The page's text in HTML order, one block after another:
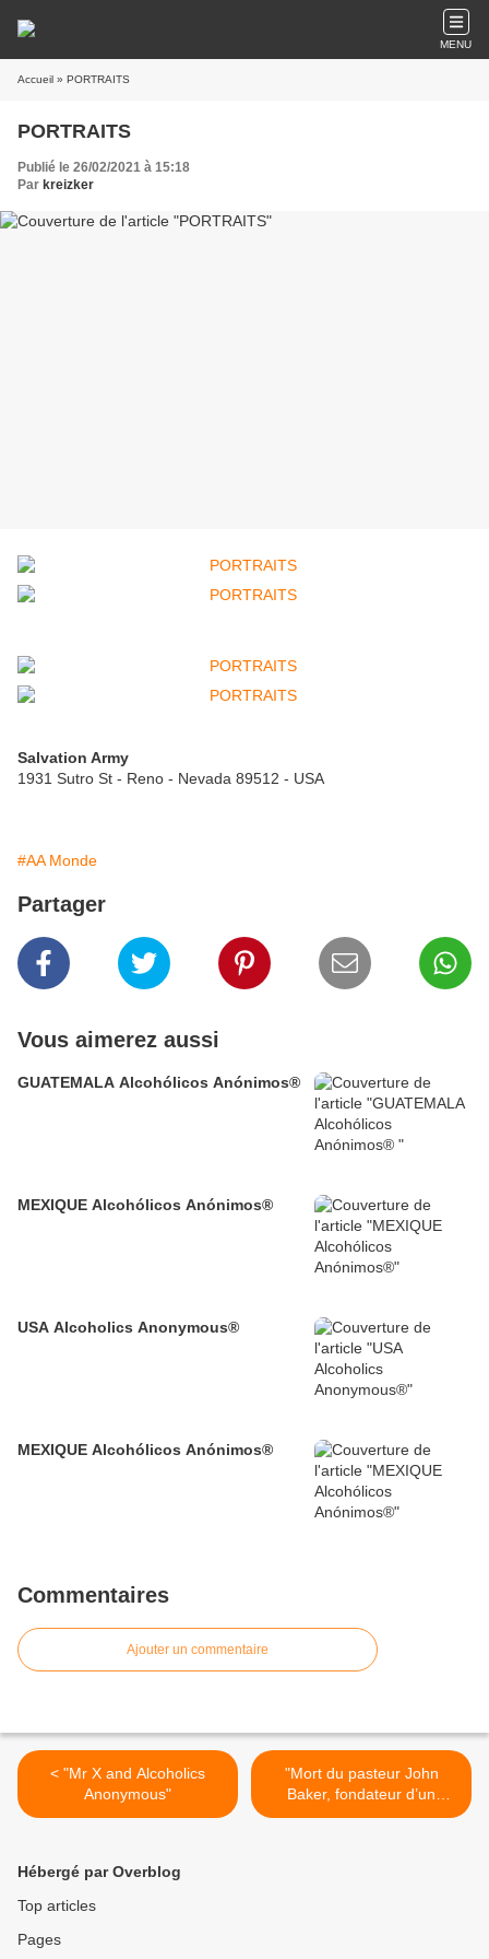
MENU
Accueil » PORTRAITS
PORTRAITS
Publié le 26/02/2021 à 15:18
Par kreizker
Salvation Army
1931 Sutro St - Reno - Nevada 89512 - USA
#AA Monde
Partager
Vous aimerez aussi
GUATEMALA Alcohólicos Anónimos®
MEXIQUE Alcohólicos Anónimos®
USA Alcoholics Anonymous®
MEXIQUE Alcohólicos Anónimos®
Commentaires
Ajouter un commentaire
< "Mr X and Alcoholics
Anonymous"
"Mort du pasteur John
Baker, fondateur d’un
programme contre les
Hébergé par Overblog
Top articles
Pages